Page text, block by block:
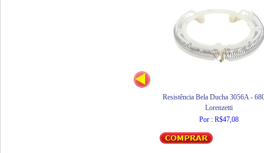
Resistência Bela Ducha 3056A -
Lorenzetti
Por : R$47,08